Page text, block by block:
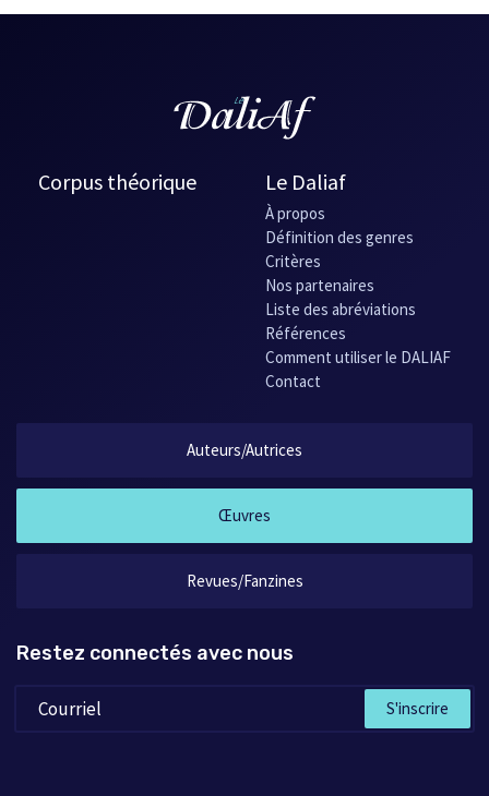
Corpus théorique Le Daliaf
À propos
Définition des genres
Critères
Nos partenaires
Liste des abréviations
Références
Comment utiliser le DALIAF
Contact
Auteurs/Autrices
Œuvres
Revues/Fanzines
Restez connectés avec nous
S'inscrire